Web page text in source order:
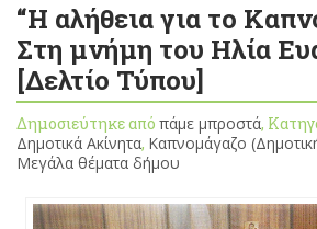
“Η αλήθεια για το
Στη μνήμη του Ηλία
[Δελτίο Τύπου]
Δημοσιεύτηκε από πάμε μπροστά,
Δημοτικά Ακίνητα, Καπνομάγαζο
Μεγάλα θέματα δήμου